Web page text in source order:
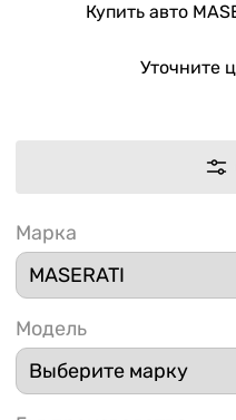
Купить авто
Уточните
Марка
Модель